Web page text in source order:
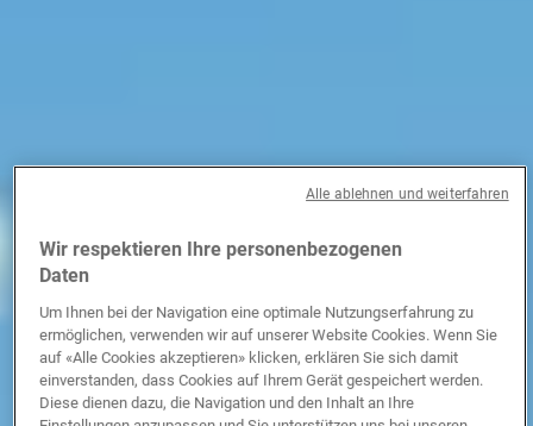
Wir respektieren Ihre personenbezogenen
Daten
Um Ihnen bei der Navigation eine optimale Nutzungserfahrung zu
ermöglichen, verwenden wir auf unserer Website Cookies. Wenn Sie
auf «Alle Cookies akzeptieren» klicken, erklären Sie sich damit
einverstanden, dass Cookies auf Ihrem Gerät gespeichert werden.
Diese dienen dazu, die Navigation und den Inhalt an Ihre
Alle ablehnen und weiterfahren